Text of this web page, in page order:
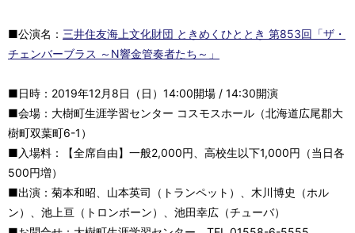
■公演名： 三井住友海上文化財団 ときめくひととき 第853回「ザ・
チェンバーブラス ～N響金管奏者たち～」
■日時：2019年12月8日（日）14:00開場 / 14:30開演
■会場：大樹町生涯学習センター コスモスホール（北海道広尾郡大
樹町双葉町6-1）
■入場料：【全席自由】一般2,000円、高校生以下1,000円（当日各
500円増）
■出演：菊本和昭、山本英司（トランペット）、木川博史（ホル
ン）、池上亘（トロンボーン）、池田幸広（チューバ）